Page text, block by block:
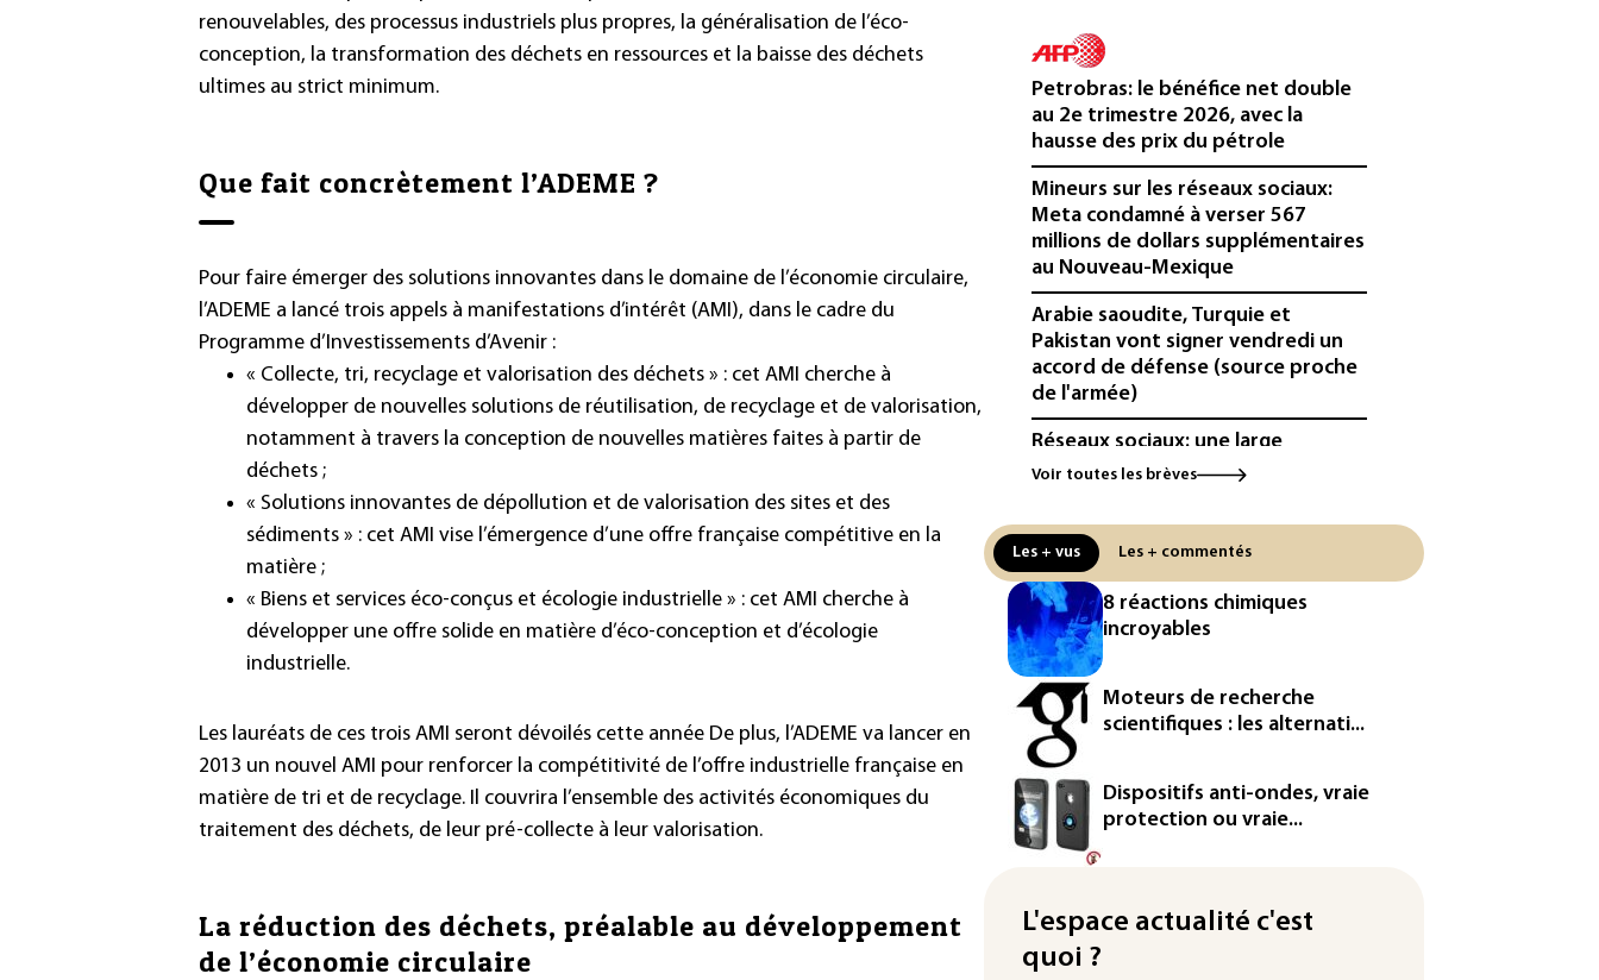
renouvelables, des processus industriels plus propres, la généralisation de l’éco-
conception, la transformation des déchets en ressources et la baisse des déchets
ultimes au strict minimum.
Que fait concrètement l’ADEME ?
Pour faire émerger des solutions innovantes dans le domaine de l’économie circulaire,
l’ADEME a lancé trois appels à manifestations d’intérêt (AMI), dans le cadre du
Programme d’Investissements d’Avenir :
« Collecte, tri, recyclage et valorisation des déchets » : cet AMI cherche à
développer de nouvelles solutions de réutilisation, de recyclage et de valorisation,
notamment à travers la conception de nouvelles matières faites à partir de
déchets ;
« Solutions innovantes de dépollution et de valorisation des sites et des
sédiments » : cet AMI vise l’émergence d’une offre française compétitive en la
matière ;
« Biens et services éco-conçus et écologie industrielle » : cet AMI cherche à
développer une offre solide en matière d’éco-conception et d’écologie
industrielle.
Les lauréats de ces trois AMI seront dévoilés cette année De plus, l’ADEME va lancer en
2013 un nouvel AMI pour renforcer la compétitivité de l’offre industrielle française en
matière de tri et de recyclage. Il couvrira l’ensemble des activités économiques du
traitement des déchets, de leur pré-collecte à leur valorisation.
La réduction des déchets, préalable au développement
de l’économie circulaire
Petrobras: le bénéfice net double
au 2e trimestre 2026, avec la
hausse des prix du pétrole
Mineurs sur les réseaux sociaux:
Meta condamné à verser 567
millions de dollars supplémentaires
au Nouveau-Mexique
Arabie saoudite, Turquie et
Pakistan vont signer vendredi un
accord de défense (source proche
de l'armée)
Réseaux sociaux: une large
majorité d'ados britanniques
(sondage)
Puces et solaire: les Etats-Unis
taxent un matériau clé dominé par
la Chine
Les Etats-Unis veulent contrôler la
production d'un composant des
semiconducteurs et panneaux
solaires
Washington étend le contrôle des
réseaux sociaux des étrangers
demandeurs de visas
d'une cyberattaque
Enquête ouverte après la fuite des
Voir toutes les brèves
Les + vus Les + commentés
8 réactions chimiques
incroyables
Moteurs de recherche
scientifiques : les alternati...
Dispositifs anti-ondes, vraie
protection ou vraie...
L'espace actualité c'est
quoi ?